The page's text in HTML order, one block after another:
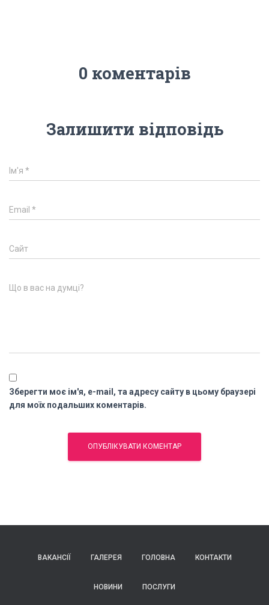
0 коментарів
Залишити відповідь
Ім'я *
Email *
Сайт
Що в вас на думці?
Зберегти моє ім'я, e-mail, та адресу сайту в цьому браузері
для моїх подальших коментарів.
ВАКАНСІЇ ГАЛЕРЕЯ ГОЛОВНА КОНТАКТИ
НОВИНИ ПОСЛУГИ